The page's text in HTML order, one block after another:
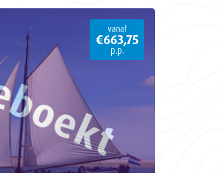
vanaf
€663,75
p.p.